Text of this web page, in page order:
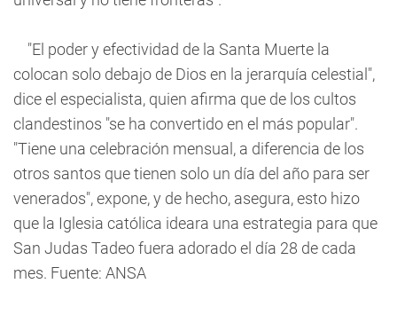
"El poder y efectividad de la Santa Muerte la
colocan solo debajo de Dios en la jerarquía celestial",
dice el especialista, quien afirma que de los cultos
clandestinos "se ha convertido en el más popular".
"Tiene una celebración mensual, a diferencia de los
otros santos que tienen solo un día del año para ser
venerados", expone, y de hecho, asegura, esto hizo
que la Iglesia católica ideara una estrategia para que
San Judas Tadeo fuera adorado el día 28 de cada
mes. Fuente: ANSA